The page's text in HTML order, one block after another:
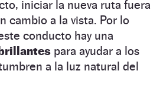
iniciar la nueva ruta fuera
cambio a la vista. Por lo
conducto hay una
para ayudar a los
a la luz natural del